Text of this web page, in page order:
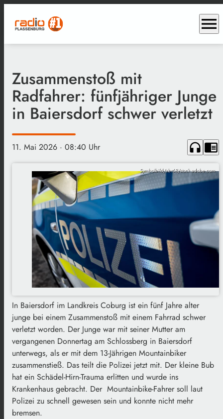
menu
Zusammenstoß mit
Radfahrer: fünfjähriger Junge
in Baiersdorf schwer verletzt
11. Mai 2026 · 08:40 Uhr headphones chrome_reader_mode
Symbolbild/abr68/stock.adobe.com
In Baiersdorf im Landkreis Coburg ist ein fünf Jahre alter
junge bei einem Zusammenstoß mit einem Fahrrad schwer
verletzt worden. Der Junge war mit seiner Mutter am
vergangenen Donnertag am Schlossberg in Baiersdorf
unterwegs, als er mit dem 13-Jährigen Mountainbiker
zusammenstieß. Das teilt die Polizei jetzt mit. Der kleine Bub
hat ein Schädel-Hirn-Trauma erlitten und wurde ins
Krankenhaus gebracht. Der Mountainbike-Fahrer soll laut
Polizei zu schnell gewesen sein und konnte nicht mehr
bremsen.